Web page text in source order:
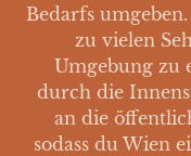
Bedarfs
zu vielen
Umgebung zu
durch die
an die
sodass du Wien